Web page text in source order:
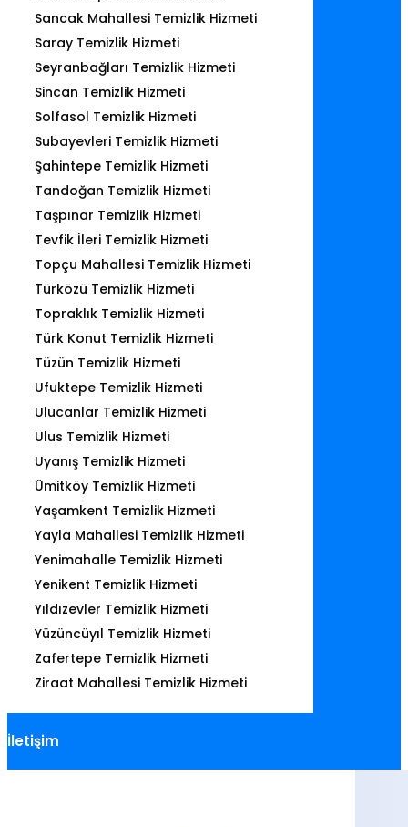
Sancak Mahallesi Temizlik Hizmeti
Saray Temizlik Hizmeti
Seyranbağları Temizlik Hizmeti
Sincan Temizlik Hizmeti
Solfasol Temizlik Hizmeti
Subayevleri Temizlik Hizmeti
Şahintepe Temizlik Hizmeti
Tandoğan Temizlik Hizmeti
Taşpınar Temizlik Hizmeti
Tevfik İleri Temizlik Hizmeti
Topçu Mahallesi Temizlik Hizmeti
Türközü Temizlik Hizmeti
Topraklık Temizlik Hizmeti
Türk Konut Temizlik Hizmeti
Tüzün Temizlik Hizmeti
Ufuktepe Temizlik Hizmeti
Ulucanlar Temizlik Hizmeti
Ulus Temizlik Hizmeti
Uyanış Temizlik Hizmeti
Ümitköy Temizlik Hizmeti
Yaşamkent Temizlik Hizmeti
Yayla Mahallesi Temizlik Hizmeti
Yenimahalle Temizlik Hizmeti
Yenikent Temizlik Hizmeti
Yıldızevler Temizlik Hizmeti
Yüzüncüyıl Temizlik Hizmeti
Zafertepe Temizlik Hizmeti
Ziraat Mahallesi Temizlik Hizmeti
İletişim